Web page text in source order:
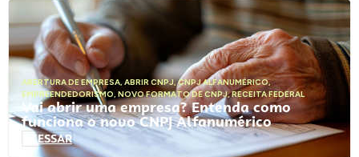
ABERTURA DE EMPRESA, ABRIR CNPJ,CNPJ ALFANUMÉRICO,
EMPREENDEDORISMO, NOVO FORMATO DE CNPJ,RECEITA FEDERAL
Vai abrir uma empresa? Entenda como
funciona o novo CNPJ Alfanumérico
ACESSAR